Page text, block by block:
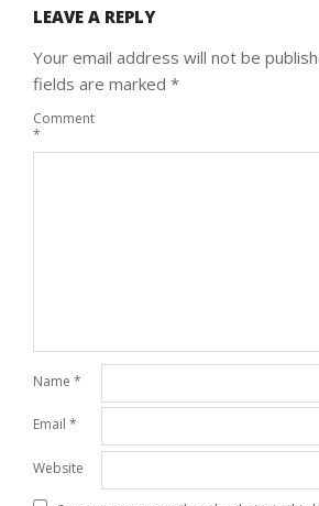
LEAVE A REPLY
Your email address will not be
fields are marked *
Comment
*
Name *
Email *
Website